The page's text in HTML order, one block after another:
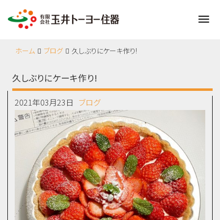
ホーム ブログ 久しぶりにケーキ作り!
久しぶりにケーキ作り!
2021年03月23日 ブログ